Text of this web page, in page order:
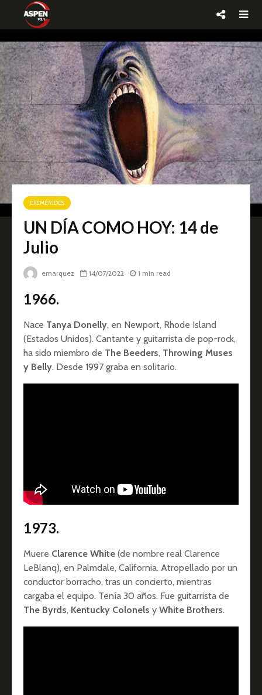
EFEMÉRIDES
UN DÍA COMO HOY: 14 de
Julio
emarquez 14/07/2022 1 min read
1966.
Nace Tanya Donelly, en Newport, Rhode Island
(Estados Unidos). Cantante y guitarrista de pop-rock,
ha sido miembro de The Beeders, Throwing Muses
y Belly. Desde 1997 graba en solitario.
1973.
Muere Clarence White (de nombre real Clarence
LeBlanq), en Palmdale, California. Atropellado por un
conductor borracho, tras un concierto, mientras
cargaba el equipo. Tenía 30 años. Fue guitarrista de
The Byrds, Kentucky Colonels y White Brothers.